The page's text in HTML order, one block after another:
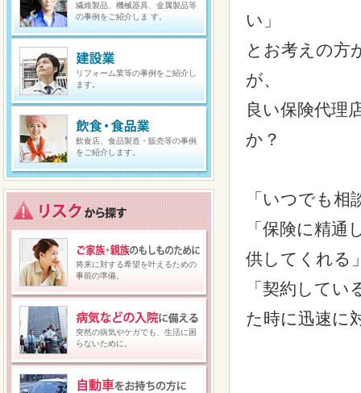
い」
とお考えの方
が、
良い保険代理
か？
「いつでも
「保険に精通
供してくれる
「契約して
た時に迅速に
繊維製品、機械器具、金属製品等
の事例をご紹介しま す。
リフォーム業等の事例をご紹介し
ます。
飲食店、食品製造・販売等の事例
をご紹介します。
将来に対する希望を叶えるための
事前の準備。
突然の病気やケガでも、生活に困
らないために。